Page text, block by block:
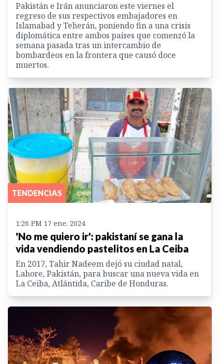
Pakistán e Irán anunciaron este viernes el
regreso de sus respectivos embajadores en
Islamabad y Teherán, poniendo fin a una crisis
diplomática entre ambos países que comenzó la
semana pasada tras un intercambio de
bombardeos en la frontera que causó doce
muertos.
TENDENCIAS
1:26 PM 17 ene. 2024
'No me quiero ir': pakistaní se gana la
vida vendiendo pastelitos en La Ceiba
En 2017, Tahir Nadeem dejó su ciudad natal,
Lahore, Pakistán, para buscar una nueva vida en
La Ceiba, Atlántida, Caribe de Honduras.